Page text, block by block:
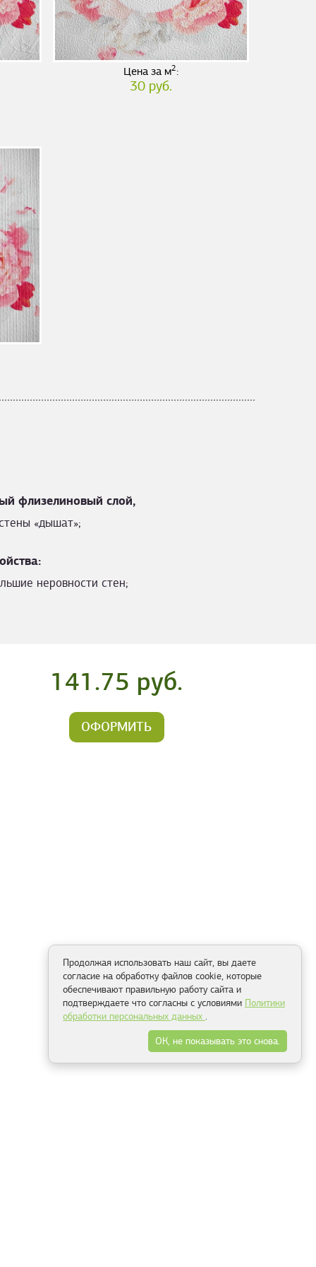
Цена за м2:
30 руб.
флизелиновый слой,
«дышат»;
неровности стен;
141.75 руб.
ОФОРМИТЬ
Продолжая использовать наш сайт, вы даете
согласие на обработку файлов cookie, которые
обеспечивают правильную работу сайта и
подтверждаете что согласны с условиями Политики
обработки персональных данных .
ОК, не показывать это снова.